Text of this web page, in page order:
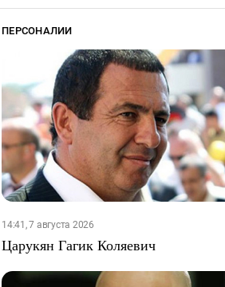
ПЕРСОНАЛИИ
14:41, 7 августа 2026
Царукян Гагик Коляевич